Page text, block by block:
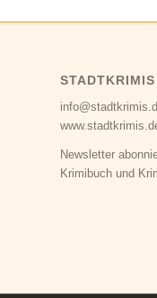
STADTKRIMIS
Newsletter
Krimibuch und